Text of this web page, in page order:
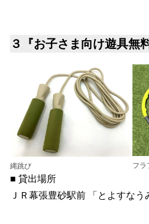
３『お子さま向け遊具
縄跳び フラ
■ 貸出場所
ＪＲ幕張豊砂駅前 「とよすなう